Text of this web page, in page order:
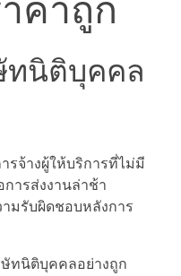
ทนิติบุคคล
จ้างผู้ให้บริการที่ไม่มี
การส่งงานล่าช้า
มรับผิดชอบหลังการ
ทนิติบุคคลอย่างถูก